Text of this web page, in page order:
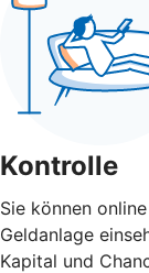
Kontrolle
Sie können
Geldanlage
Kapital und